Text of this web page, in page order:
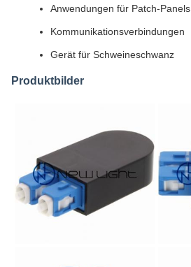
Anwendungen für Patch-Panels
Kommunikationsverbindungen
Gerät für Schweineschwanz
Produktbilder